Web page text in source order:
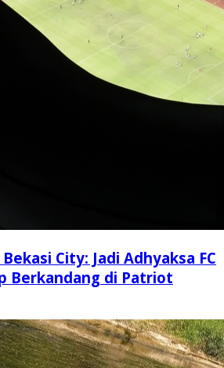
City: Jadi Adhyaksa FC
Berkandang di Patriot